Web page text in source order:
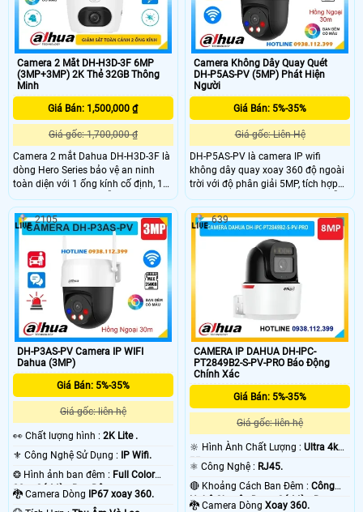
và đạt chuẩn chống nước IP66 phù
hợp lắp ngoài trời.
Camera 2 Mắt DH-H3D-3F 6MP
(3MP+3MP) 2K Thẻ 32GB Thông
Minh
Giá Bán: 1,500,000 ₫
Giá gốc: 1,700,000 ₫
Camera 2 mắt Dahua DH-H3D-3F là
dòng Hero Series bảo vệ an ninh
toàn diện với 1 ống kính cố định, 1
ống kính xoay 360. Mỗi mắt có độ
phân giải 3MP cung cấp hình ảnh
giám sát sắc nét, hỗ trợ ban đêm có
màu, tích hợp mic và loa đàm thoại
2 chiều, khả năng phát hiện phân
biệt người vật độ chính xác cao
Camera Không Dây Quay Quét
DH-P5AS-PV (5MP) Phát Hiện
Người
Giá Bán: 5%-35%
Giá gốc: Liên Hệ
DH-P5AS-PV là camera IP wifi
không dây quay xoay 360 độ ngoài
trời với độ phân giải 5MP, tích hợp
báo động thông minh. Camera hỗ
trợ hồng ngoại 30m và công nghệ
full color cho hình ảnh màu sắc rõ
nét cả ban đêm. Ngoài ra, camera
còn có hỗ trợ khe cắm thẻ nhớ lên
đến 256GB lưu trữ hình ảnh lâu dài
và đạt chuẩn chống nước IP66, phù
hợp lắp đặt mọi điều kiện thời tiết.
DH-P3AS-PV Camera IP WIFI
Dahua (3MP)
Giá Bán: 5%-35%
Giá gốc: liên hệ
️👀 Chất lượng hình : 2K Lite .
⚜️ Công Nghệ Sử Dụng : IP Wifi.
❂ Hình ảnh ban đêm : Full Color
30m Có Màu Ban Ðêm.
🐉️ Camera Dòng IP67 xoay 360.
2105
CAMERA IP DAHUA DH-IPC-
PT2849B2-S-PV-PRO Báo Động
Chính Xác
Giá Bán: 5%-35%
Giá gốc: liên hệ
🔆 Hình Ành Chất Lượng :Ultra 4k
👍🏾 .
⚛️ Công Nghệ : RJ45.
🔴 Khoảng Cách Ban Đêm :Công
Nghệ Chuyên Dụng Có Màu Ban
🐉️ Camera DòngXoay 360.
639